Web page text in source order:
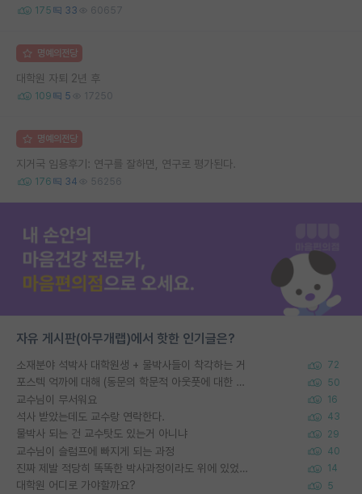
175 33 60657
명예의전당
대학원 자퇴 2년 후
109 5 17250
명예의전당
지거국 임용후기: 연구를 잘하면, 연구로 평가된다.
176 34 56256
자유 게시판(아무개랩)에서 핫한 인기글은?
소재분야 석박사 대학원생 + 물박사들이 착각하는 거 72
포스텍 억까에 대해 (동문의 학문적 아웃풋에 대한 반박) 50
교수님이 무서워요 16
석사 받았는데도 교수랑 연락한다. 43
물박사 되는 건 교수탓도 있는거 아니냐 29
교수님이 슬럼프에 빠지게 되는 과정 40
진짜 제발 적당히 똑똑한 박사과정이라도 위에 있었으면.. 14
대학원 어디로 가야할까요? 5